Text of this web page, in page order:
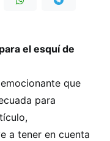
el esquí de
que
para
a tener en cuenta